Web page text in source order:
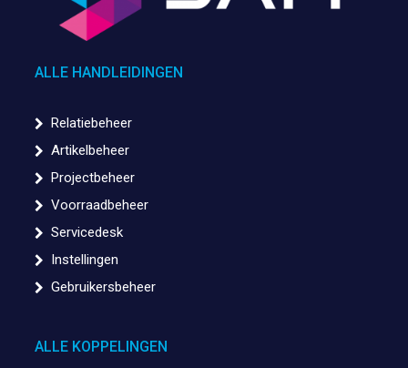
ALLE HANDLEIDINGEN
Relatiebeheer
Artikelbeheer
Projectbeheer
Voorraadbeheer
Servicedesk
Instellingen
Gebruikersbeheer
ALLE KOPPELINGEN